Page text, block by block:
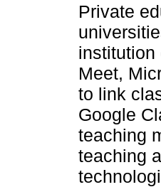
Private
institution
Meet,
to link
Google
teaching
teaching